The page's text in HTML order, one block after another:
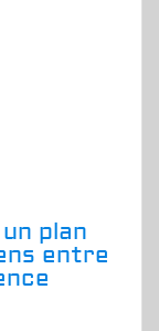
plan
entre